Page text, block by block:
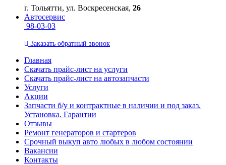
г. Тольятти, ул. Воскресенская, 26
Автосервис
98-03-03
Заказать обратный звонок
Главная
Скачать прайс-лист на услуги
Скачать прайс-лист на автозапчасти
Услуги
Акции
Запчасти б/у и контрактные в наличии и под заказ.
Установка. Гарантии
Отзывы
Ремонт генераторов и стартеров
Cрочный выкуп авто любых в любом состоянии
Вакансии
Контакты